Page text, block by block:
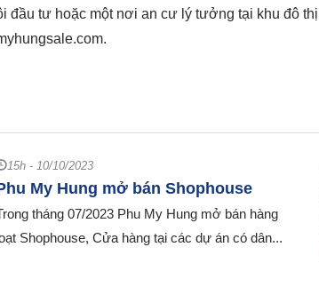
đầu tư hoặc một nơi an cư lý tưởng tại khu đô
15h - 10/10/2023
My Hung mở bán Shophouse
tháng 07/2023 Phu My Hung mở bán hàng
Shophouse, Cửa hàng tại các dự án có dân...